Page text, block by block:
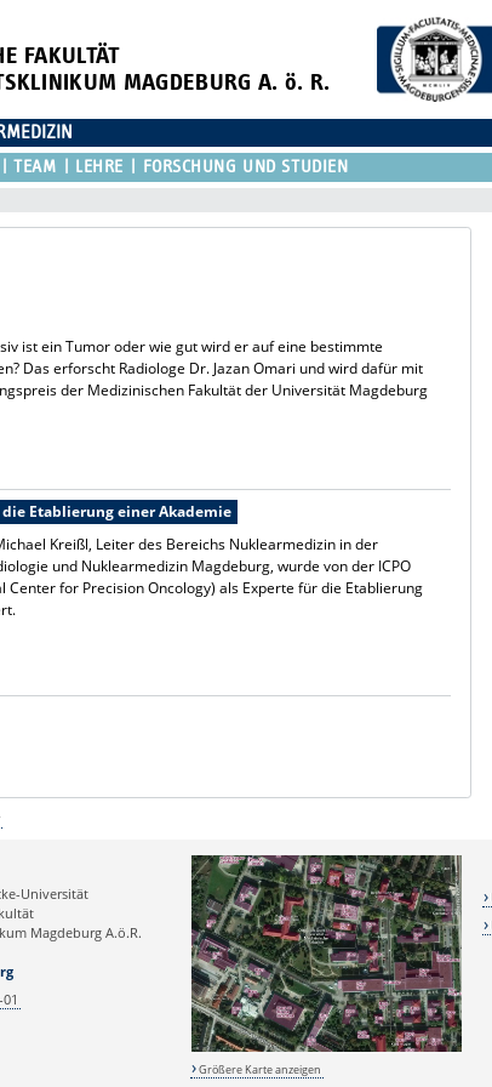
FAKULTÄT
MAGDEBURG A. ö. R.
TEAM LEHRE FORSCHUNG UND STUDIEN
ist ein Tumor oder wie gut wird er auf eine bestimmte
Das erforscht Radiologe Dr. Jazan Omari und wird dafür mit
der Medizinischen Fakultät der Universität Magdeburg
Etablierung einer Akademie
Kreißl, Leiter des Bereichs Nuklearmedizin in der
und Nuklearmedizin Magdeburg, wurde von der ICPO
Center for Precision Oncology) als Experte für die Etablierung
Universität
Magdeburg A.ö.R.
Größere Karte anzeigen